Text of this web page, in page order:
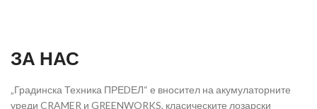
ЗА НАС
„Градинска Техника ПРЕDЕЛ“ е вносител на акумулаторните
уреди CRAMER и GREENWORKS, класическите лозарски